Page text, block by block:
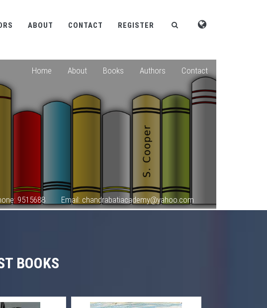
ABOUT CONTACT REGISTER
Home About Books Authors Contact
9515688 Email: chandrabatiacademy@yahoo.com
BOOKS